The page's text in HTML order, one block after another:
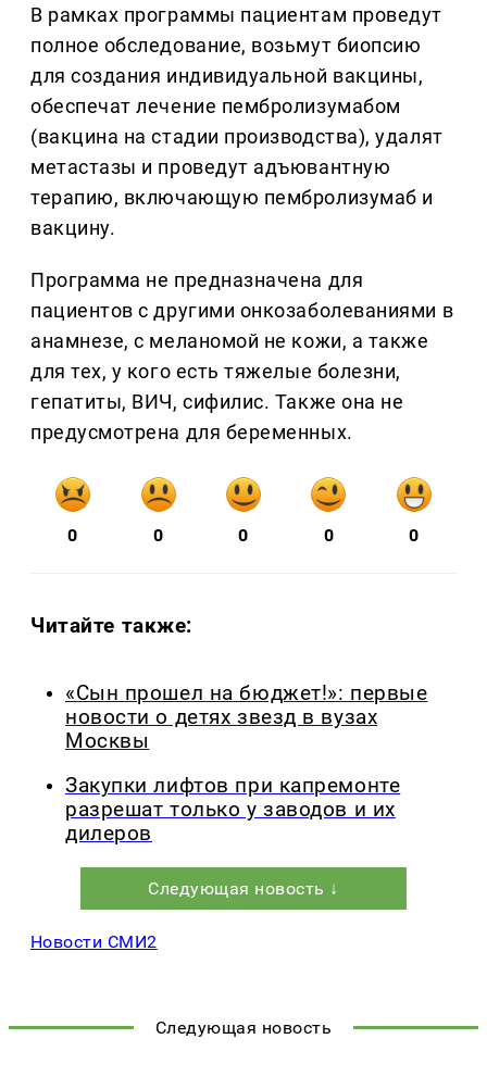
В рамках программы пациентам проведут
полное обследование, возьмут биопсию
для создания индивидуальной вакцины,
обеспечат лечение пембролизумабом
(вакцина на стадии производства), удалят
метастазы и проведут адъювантную
терапию, включающую пембролизумаб и
вакцину.
Программа не предназначена для
пациентов с другими онкозаболеваниями в
анамнезе, с меланомой не кожи, а также
для тех, у кого есть тяжелые болезни,
гепатиты, ВИЧ, сифилис. Также она не
предусмотрена для беременных.
0 0 0 0 0
Читайте также:
«Сын прошел на бюджет!»: первые
новости о детях звезд в вузах
Москвы
Закупки лифтов при капремонте
разрешат только у заводов и их
дилеров
Следующая новость ↓
Новости СМИ2
Следующая новость